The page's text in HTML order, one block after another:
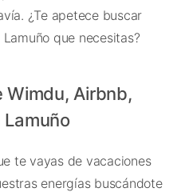
¿Te apetece buscar
que necesitas?
Wimdu, Airbnb,
Lamuño
te vayas de vacaciones
energías buscándote